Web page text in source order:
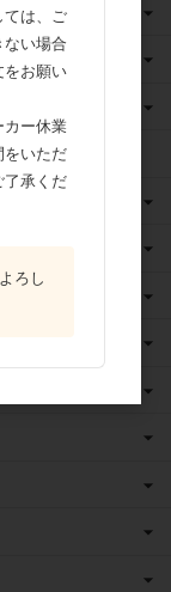
ては、ご
ない場合
をお願い
カー休業
をいただ
了承くだ
ろし